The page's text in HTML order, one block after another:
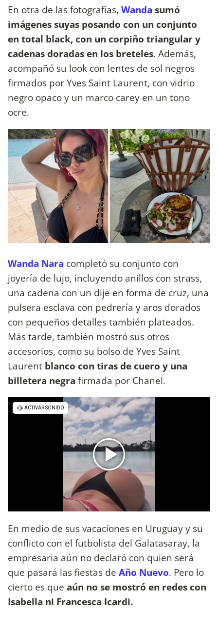
En otra de las fotografías, Wanda sumó
imágenes suyas posando con un conjunto
en total black, con un corpiño triangular y
cadenas doradas en los breteles. Además,
acompañó su look con lentes de sol negros
firmados por Yves Saint Laurent, con vidrio
negro opaco y un marco carey en un tono
ocre.
Wanda Nara completó su conjunto con
joyería de lujo, incluyendo anillos con strass,
una cadena con un dije en forma de cruz, una
pulsera esclava con pedrería y aros dorados
con pequeños detalles también plateados.
Más tarde, también mostró sus otros
accesorios, como su bolso de Yves Saint
Laurent blanco con tiras de cuero y una
billetera negra firmada por Chanel.
En medio de sus vacaciones en Uruguay y su
conflicto con el futbolista del Galatasaray, la
empresaria aún no declaró con quien será
que pasará las fiestas de Año Nuevo. Pero lo
cierto es que aún no se mostró en redes con
Isabella ni Francesca Icardi.